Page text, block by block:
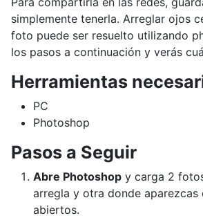
simplemente tenerla. Arreglar ojos
foto puede ser resuelto utilizando
los pasos a continuación y verás
Herramientas
PC
Photoshop
Pasos a Seguir
Abre Photoshop y carga 2
arregla y otra donde aparezcas
abiertos.